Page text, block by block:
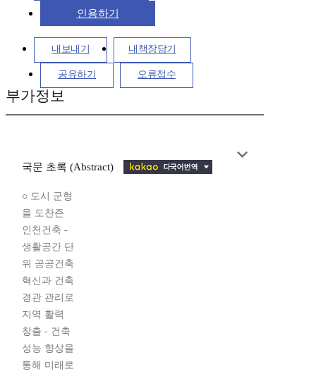
인용하기
내보내기 내책장담기
공유하기 오류접수
부가정보
국문 초록 (Abstract)
○ 도시 군형
을 도찬즌
인천건축 -
생활공간 단
위 공공건축
혁신과 건축
경관 관리로
지역 활력
창출 - 건축
성능 향상을
통해 미래로